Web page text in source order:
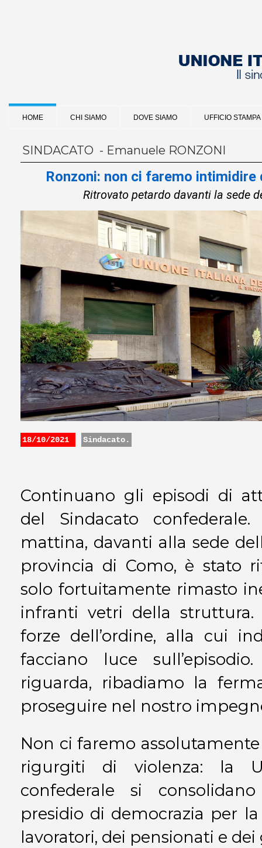
HOME CHI SIAMO DOVE SIAMO UFFICIO STAMPA
SINDACATO - Emanuele RONZONI
Ronzoni: non ci faremo intimidire
Ritrovato petardo davanti la sede
18/10/2021 Sindacato.
Continuano gli episodi di
del Sindacato
mattina, davanti alla sede
provincia di Como, è stato
solo fortuitamente rimasto
infranti vetri della
forze dell’ordine, alla cui
facciano luce
riguarda, ribadiamo la
proseguire nel nostro
Non ci faremo
rigurgiti di violenza: la
confederale si
presidio di democrazia per
lavoratori, dei pensionati e dei